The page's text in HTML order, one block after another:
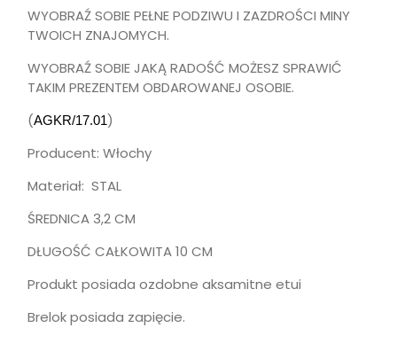
WYOBRAŹ SOBIE PEŁNE PODZIWU I ZAZDROŚCI MINY
TWOICH ZNAJOMYCH.
WYOBRAŹ SOBIE JAKĄ RADOŚĆ MOŻESZ SPRAWIĆ
TAKIM PREZENTEM OBDAROWANEJ OSOBIE.
(AGKR/17.01)
Producent: Włochy
Materiał: STAL
ŚREDNICA 3,2 CM
DŁUGOŚĆ CAŁKOWITA 10 CM
Produkt posiada ozdobne aksamitne etui
Brelok posiada zapięcie.